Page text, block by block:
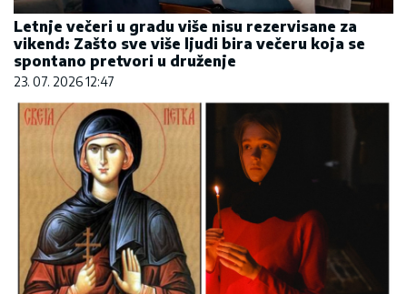
Letnje večeri u gradu više nisu rezervisane za
vikend: Zašto sve više ljudi bira večeru koja se
spontano pretvori u druženje
23. 07. 2026 12:47